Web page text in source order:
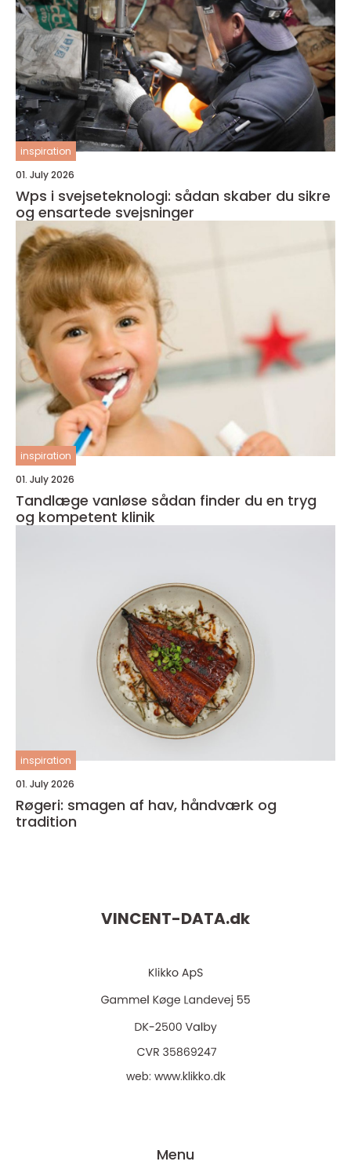
inspiration
01. July 2026
Wps i svejseteknologi: sådan skaber du sikre
og ensartede svejsninger
inspiration
01. July 2026
Tandlæge vanløse sådan finder du en tryg
og kompetent klinik
inspiration
01. July 2026
Røgeri: smagen af hav, håndværk og
tradition
VINCENT-DATA.dk
web: www.klikko.dk
Menu